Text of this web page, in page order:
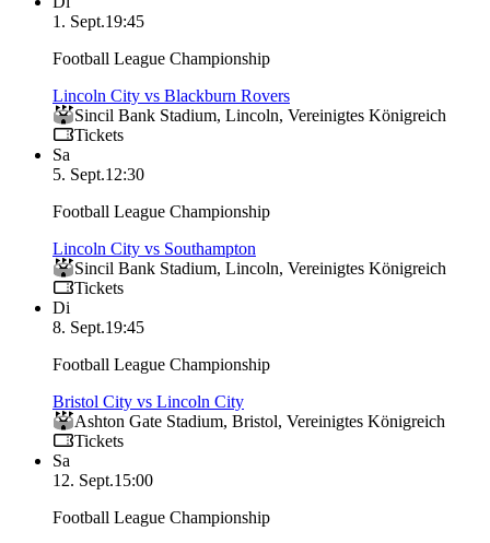
1. Sept.19:45
Football League Championship
Lincoln City vs Blackburn Rovers
Sincil Bank Stadium, Lincoln, Vereinigtes Königreich
Tickets
Sa
5. Sept.12:30
Football League Championship
Lincoln City vs Southampton
Sincil Bank Stadium, Lincoln, Vereinigtes Königreich
Tickets
Di
8. Sept.19:45
Football League Championship
Bristol City vs Lincoln City
Ashton Gate Stadium, Bristol, Vereinigtes Königreich
Tickets
Sa
12. Sept.15:00
Football League Championship